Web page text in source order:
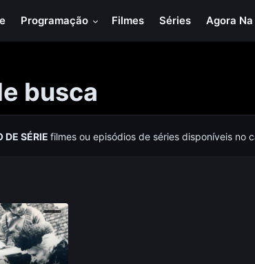
Programação Filmes Séries Agora
busca
DE SÉRIEfilmes ou episódios de séries disponíveis no